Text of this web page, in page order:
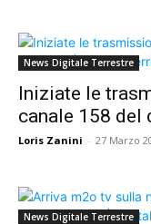
News Digitale Terrestre
Iniziate le
canale 158 del
Loris Zanini - 27 Marzo
News Digitale Terrestre